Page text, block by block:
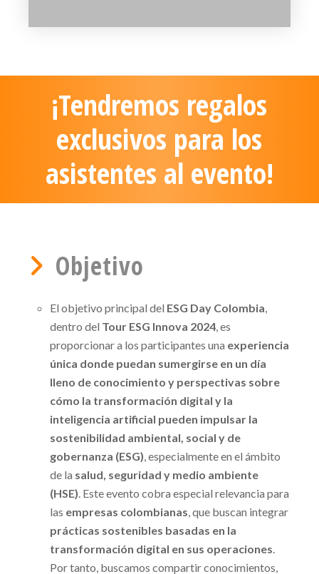
¡Tendremos regalos
exclusivos para los
asistentes al evento!
Objetivo
El objetivo principal del ESG Day Colombia,
dentro del Tour ESG Innova 2024, es
proporcionar a los participantes una experiencia
única donde puedan sumergirse en un día
lleno de conocimiento y perspectivas sobre
cómo la transformación digital y la
inteligencia artificial pueden impulsar la
sostenibilidad ambiental, social y de
gobernanza (ESG), especialmente en el ámbito
de la salud, seguridad y medio ambiente
(HSE). Este evento cobra especial relevancia para
las empresas colombianas, que buscan integrar
prácticas sostenibles basadas en la
transformación digital en sus operaciones.
Por tanto, buscamos compartir conocimientos,